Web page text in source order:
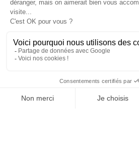
J'accepte les conditions
AVIS VÉRIFIÉS